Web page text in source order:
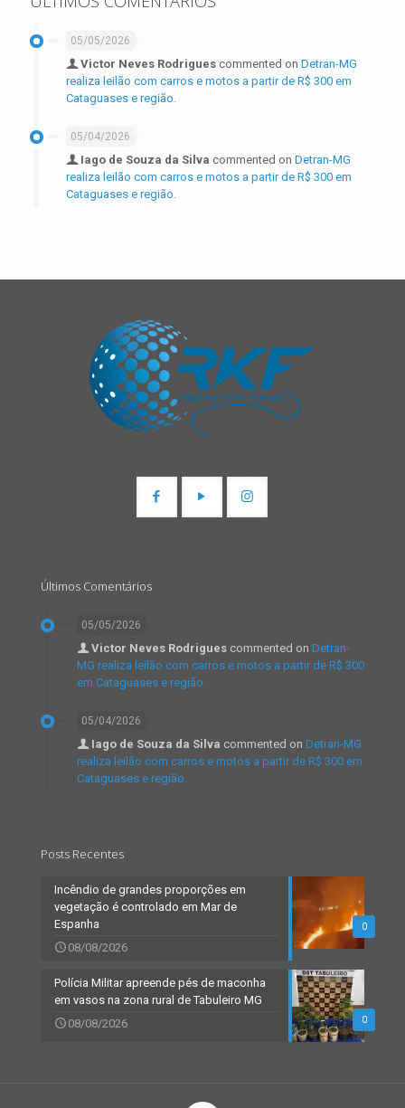
05/05/2026
Victor Neves Rodrigues commented on Detran-MG
realiza leilão com carros e motos a partir de R$ 300 em
Cataguases e região.
05/04/2026
Iago de Souza da Silva commented on Detran-MG
realiza leilão com carros e motos a partir de R$ 300 em
Cataguases e região.
Últimos Comentários
05/05/2026
Victor Neves Rodrigues commented on Detran-
MG realiza leilão com carros e motos a partir de R$ 300
em Cataguases e região.
05/04/2026
Iago de Souza da Silva commented on Detran-MG
realiza leilão com carros e motos a partir de R$ 300 em
Cataguases e região.
Posts Recentes
0
Incêndio de grandes proporções em
vegetação é controlado em Mar de
Espanha
08/08/2026
0
Polícia Militar apreende pés de maconha
em vasos na zona rural de Tabuleiro MG
08/08/2026